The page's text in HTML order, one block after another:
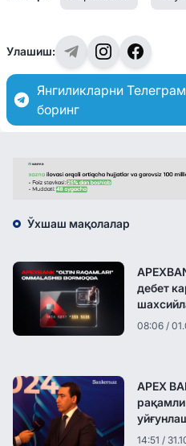
Улашиш:
Янгиликларни
боринг
Ўхшаш мақолалар
дебет
08:06 /
APEX
14:51 /